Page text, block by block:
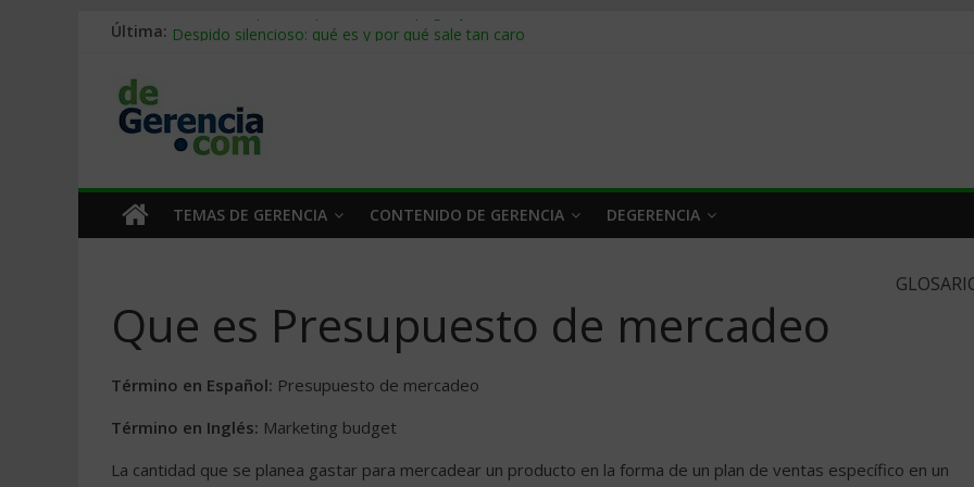
Última: Stablecoins para empresas: cómo pagar y cobrar en 2026
Trabajo forzoso en la cadena de suministro: qué hacer
Mercado hispano de EE. UU.: cómo segmentarlo y venderle
TEMAS DE GERENCIA CONTENIDO DE GERENCIA DEGERENCIA
Que es Presupuesto de mercadeo
Término en Español: Presupuesto de mercadeo
Término en Inglés: Marketing budget
La cantidad que se planea gastar para mercadear un producto en la forma de un plan de ventas específico en un